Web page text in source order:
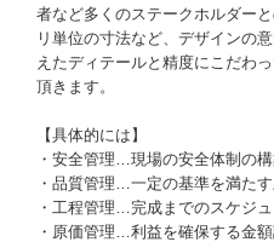
者など多くのステークホルダー
リ単位の寸法など、デザインの
えたディテールと精度にこだわ
頂きます。
【具体的には】
・安全管理…現場の安全体制の
・品質管理…一定の基準を満た
・工程管理…完成までのスケジ
・原価管理…利益を確保する金